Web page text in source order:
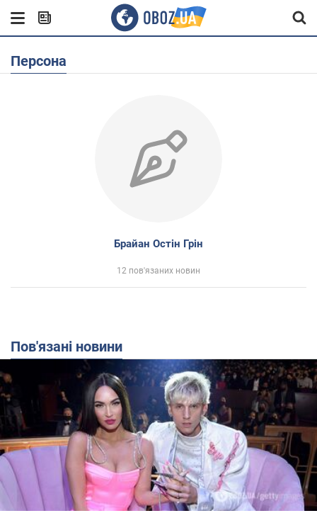
Персона
Брайан Остін Грін
12 пов'язаних новин
Пов'язані новини